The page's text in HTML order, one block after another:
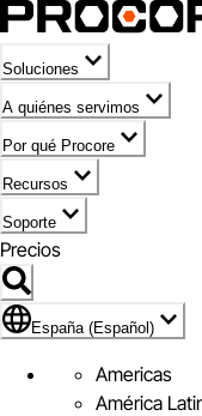
Soluciones
A quiénes servimos
Por qué Procore
Recursos
Soporte
Precios
Icono de marca de España
España (Español)
Americas
América